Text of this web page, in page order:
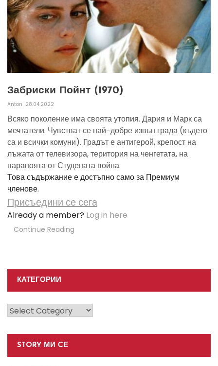
Забриски Пойнт (1970)
Anton 28.04.2022
Всяко поколение има своята утопия. Дария и Марк са
мечтатели. Чувстват се най-добре извън града (където
са и всички комуни). Градът е антигерой, крепост на
лъжата от телевизора, територия на ченгетата, на
параноята от Студената война.
Това съдържание е достъпно само за Премиум
членове.
Присъедини се сега
Already a member? Log in here
Continue Reading
КАТЕГОРИИ
Категории
STORY МИ СЕ